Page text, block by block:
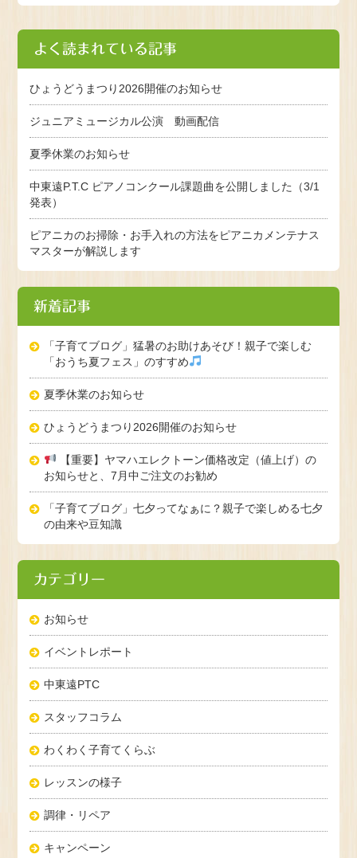
よく読まれている記事
ひょうどうまつり2026開催のお知らせ
ジュニアミュージカル公演 動画配信
夏季休業のお知らせ
中東遠P.T.C ピアノコンクール課題曲を公開しました（3/1
発表）
ピアニカのお掃除・お手入れの方法をピアニカメンテナス
マスターが解説します
新着記事
「子育てブログ」猛暑のお助けあそび！親子で楽しむ
「おうち夏フェス」のすすめ
夏季休業のお知らせ
ひょうどうまつり2026開催のお知らせ
【重要】ヤマハエレクトーン価格改定（値上げ）の
お知らせと、7月中ご注文のお勧め
「子育てブログ」七夕ってなぁに？親子で楽しめる七夕
の由来や豆知識
カテゴリー
お知らせ
イベントレポート
中東遠PTC
スタッフコラム
わくわく子育てくらぶ
レッスンの様子
調律・リペア
キャンペーン